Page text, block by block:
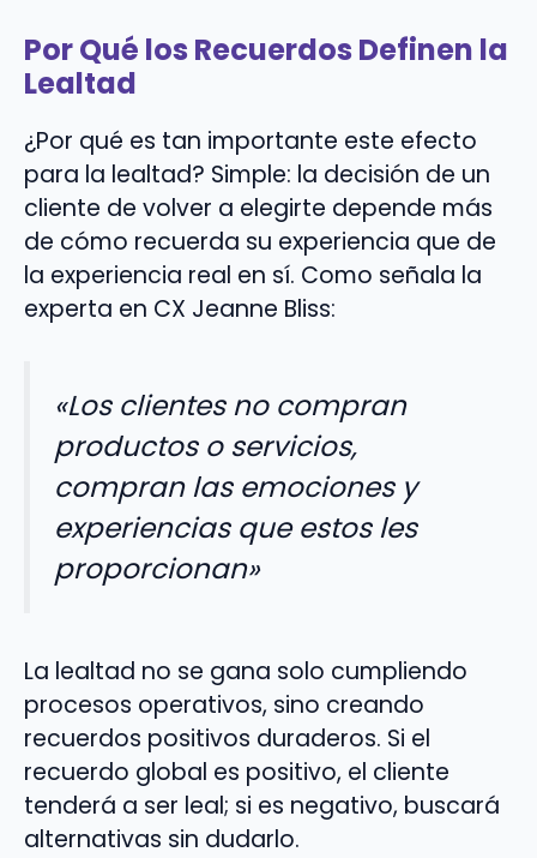
Por Qué los Recuerdos Definen la
Lealtad
¿Por qué es tan importante este efecto
para la lealtad? Simple: la decisión de un
cliente de volver a elegirte depende más
de cómo recuerda su experiencia que de
la experiencia real en sí. Como señala la
experta en CX Jeanne Bliss:
«Los clientes no compran
productos o servicios,
compran las emociones y
experiencias que estos les
proporcionan»
La lealtad no se gana solo cumpliendo
procesos operativos, sino creando
recuerdos positivos duraderos. Si el
recuerdo global es positivo, el cliente
tenderá a ser leal; si es negativo, buscará
alternativas sin dudarlo.